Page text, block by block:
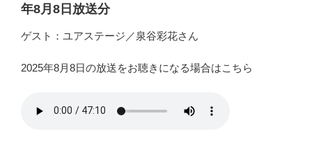
年8月8日放送分
ゲスト：ユアステージ／泉谷彩花さん
2025年8月8日の放送をお聴きになる場合はこちら